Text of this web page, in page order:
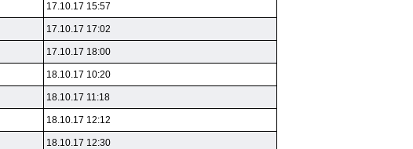
17.10.17 15:57
17.10.17 17:02
17.10.17 18:00
18.10.17 10:20
18.10.17 11:18
18.10.17 12:12
18.10.17 12:30